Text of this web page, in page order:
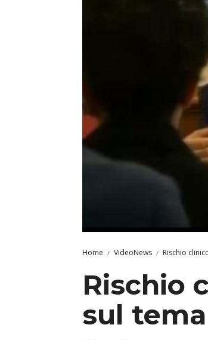
Home VideoNews Rischio
Rischio
sul